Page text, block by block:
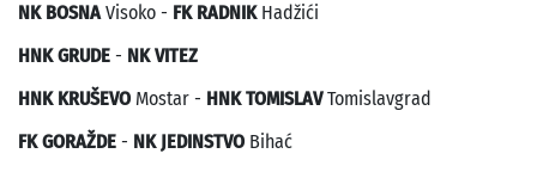
NK BOSNAVisoko - FK RADNIK Hadžići
HNK GRUDE - NK VITEZ
HNK KRUŠEVO Mostar - HNK TOMISLAVTomislavgrad
FK GORAŽDE - NK JEDINSTVO Bihać